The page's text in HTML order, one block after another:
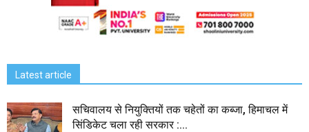
Latest article
सचिवालय से नियुक्तियों तक चहेतों का कब्जा, हिमाचल में
सिंडिकेट चला रही सरकार :...